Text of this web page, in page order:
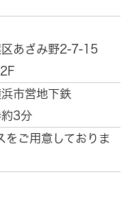
あざみ野2-7-15
市営地下鉄
約3分
をご用意しておりま